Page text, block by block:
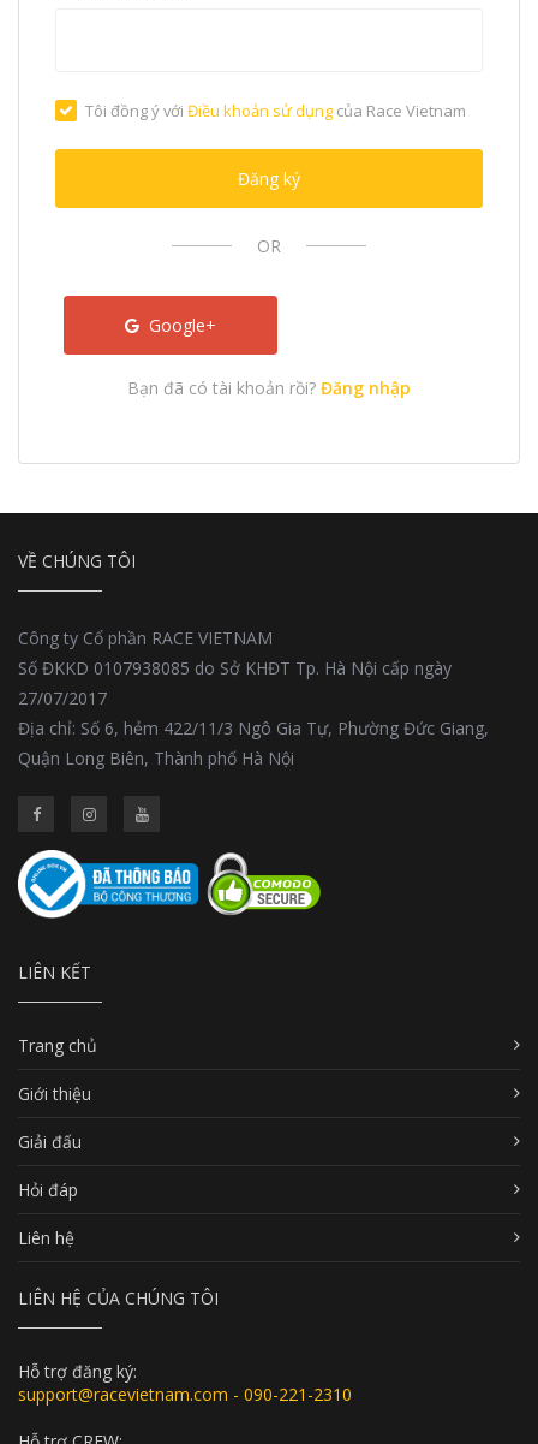
Tôi đồng ý với Điều khoản sử dụngcủa Race Vietnam
Đăng ký
OR
Google+
Bạn đã có tài khoản rồi? Đăng nhập
VỀ CHÚNG TÔI
Công ty Cổ phần RACE VIETNAM
Số ĐKKD 0107938085 do Sở KHĐT Tp. Hà Nội cấp ngày
27/07/2017
Địa chỉ: Số 6, hẻm 422/11/3 Ngô Gia Tự, Phường Đức Giang,
Quận Long Biên, Thành phố Hà Nội
LIÊN KẾT
Trang chủ
Giới thiệu
Giải đấu
Hỏi đáp
Liên hệ
LIÊN HỆ CỦA CHÚNG TÔI
Hỗ trợ đăng ký:
support@racevietnam.com - 090-221-2310